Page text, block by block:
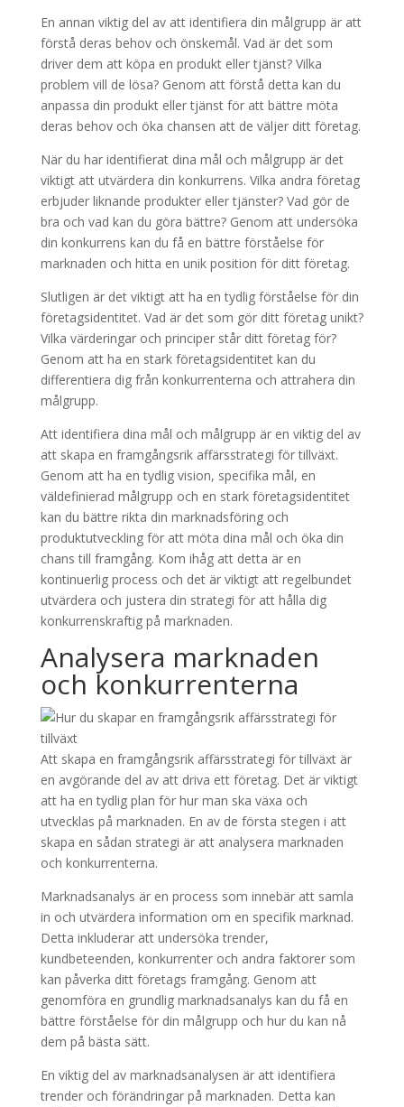
En annan viktig del av att identifiera din målgrupp är att
förstå deras behov och önskemål. Vad är det som
driver dem att köpa en produkt eller tjänst? Vilka
problem vill de lösa? Genom att förstå detta kan du
anpassa din produkt eller tjänst för att bättre möta
deras behov och öka chansen att de väljer ditt företag.
När du har identifierat dina mål och målgrupp är det
viktigt att utvärdera din konkurrens. Vilka andra företag
erbjuder liknande produkter eller tjänster? Vad gör de
bra och vad kan du göra bättre? Genom att undersöka
din konkurrens kan du få en bättre förståelse för
marknaden och hitta en unik position för ditt företag.
Slutligen är det viktigt att ha en tydlig förståelse för din
företagsidentitet. Vad är det som gör ditt företag unikt?
Vilka värderingar och principer står ditt företag för?
Genom att ha en stark företagsidentitet kan du
differentiera dig från konkurrenterna och attrahera din
målgrupp.
Att identifiera dina mål och målgrupp är en viktig del av
att skapa en framgångsrik affärsstrategi för tillväxt.
Genom att ha en tydlig vision, specifika mål, en
väldefinierad målgrupp och en stark företagsidentitet
kan du bättre rikta din marknadsföring och
produktutveckling för att möta dina mål och öka din
chans till framgång. Kom ihåg att detta är en
kontinuerlig process och det är viktigt att regelbundet
utvärdera och justera din strategi för att hålla dig
konkurrenskraftig på marknaden.
Analysera marknaden
och konkurrenterna
Att skapa en framgångsrik affärsstrategi för tillväxt är
en avgörande del av att driva ett företag. Det är viktigt
att ha en tydlig plan för hur man ska växa och
utvecklas på marknaden. En av de första stegen i att
skapa en sådan strategi är att analysera marknaden
och konkurrenterna.
Marknadsanalys är en process som innebär att samla
in och utvärdera information om en specifik marknad.
Detta inkluderar att undersöka trender,
kundbeteenden, konkurrenter och andra faktorer som
kan påverka ditt företags framgång. Genom att
genomföra en grundlig marknadsanalys kan du få en
bättre förståelse för din målgrupp och hur du kan nå
dem på bästa sätt.
En viktig del av marknadsanalysen är att identifiera
trender och förändringar på marknaden. Detta kan